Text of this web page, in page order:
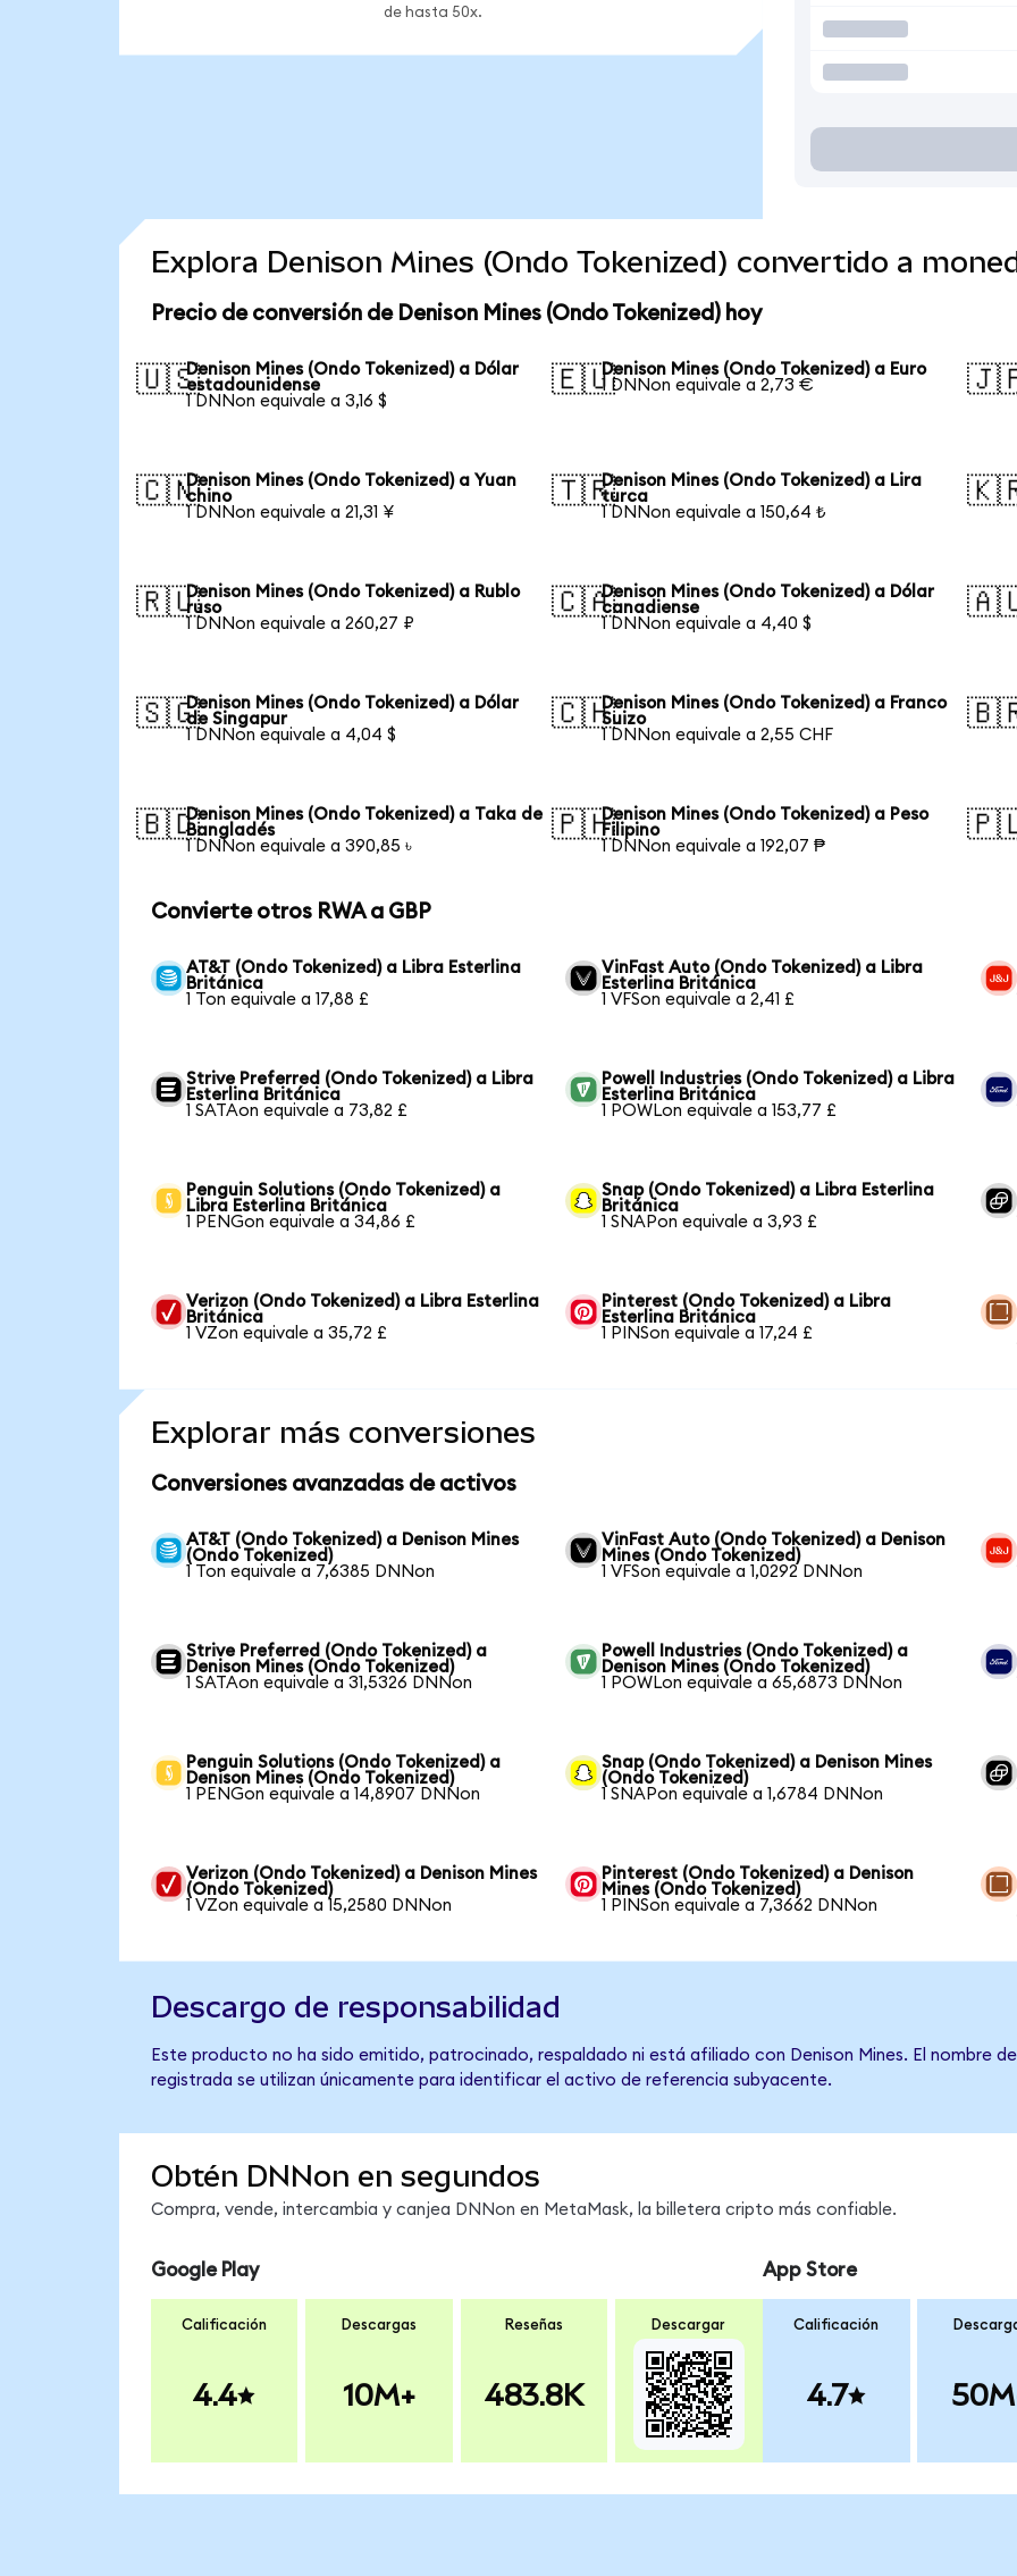
de hasta 50x.
Explora Denison Mines (Ondo Tokenized) convertido a
Precio de conversión de Denison Mines (Ondo Tokenized) hoy
🇺🇸Denison Mines (Ondo Tokenized) a Dólar
estadounidense
1 DNNon equivale a 3,16 $
🇪🇺Denison Mines (Ondo Tokenized) a Euro
1 DNNon equivale a 2,73 €
🇨🇳Denison Mines (Ondo Tokenized) a Yuan
chino
1 DNNon equivale a 21,31 ¥
🇹🇷Denison Mines (Ondo Tokenized) a Lira
turca
1 DNNon equivale a 150,64 ₺
🇷🇺Denison Mines (Ondo Tokenized) a Rublo
ruso
1 DNNon equivale a 260,27 ₽
🇨🇦Denison Mines (Ondo Tokenized) a Dólar
canadiense
1 DNNon equivale a 4,40 $
🇸🇬Denison Mines (Ondo Tokenized) a Dólar
de Singapur
1 DNNon equivale a 4,04 $
🇨🇭Denison Mines (Ondo Tokenized) a Franco
Suizo
1 DNNon equivale a 2,55 CHF
🇧🇩Denison Mines (Ondo Tokenized) a Taka de
Bangladés
1 DNNon equivale a 390,85 ৳
🇵🇭Denison Mines (Ondo Tokenized) a Peso
Filipino
1 DNNon equivale a 192,07 ₱
Convierte otros RWA a GBP
AT&T (Ondo Tokenized) a Libra Esterlina
Británica
1 Ton equivale a 17,88 £
VinFast Auto (Ondo Tokenized) a Libra
Esterlina Británica
1 VFSon equivale a 2,41 £
Strive Preferred (Ondo Tokenized) a Libra
Esterlina Británica
1 SATAon equivale a 73,82 £
Powell Industries (Ondo Tokenized) a Libra
Esterlina Británica
1 POWLon equivale a 153,77 £
Penguin Solutions (Ondo Tokenized) a
Libra Esterlina Británica
1 PENGon equivale a 34,86 £
Snap (Ondo Tokenized) a Libra Esterlina
Británica
1 SNAPon equivale a 3,93 £
Verizon (Ondo Tokenized) a Libra Esterlina
Británica
1 VZon equivale a 35,72 £
Pinterest (Ondo Tokenized) a Libra
Esterlina Británica
1 PINSon equivale a 17,24 £
Explorar más conversiones
Conversiones avanzadas de activos
AT&T (Ondo Tokenized) a Denison Mines
(Ondo Tokenized)
1 Ton equivale a 7,6385 DNNon
VinFast Auto (Ondo Tokenized) a Denison
Mines (Ondo Tokenized)
1 VFSon equivale a 1,0292 DNNon
Strive Preferred (Ondo Tokenized) a
Denison Mines (Ondo Tokenized)
1 SATAon equivale a 31,5326 DNNon
Powell Industries (Ondo Tokenized) a
Denison Mines (Ondo Tokenized)
1 POWLon equivale a 65,6873 DNNon
Penguin Solutions (Ondo Tokenized) a
Denison Mines (Ondo Tokenized)
1 PENGon equivale a 14,8907 DNNon
Snap (Ondo Tokenized) a Denison Mines
(Ondo Tokenized)
1 SNAPon equivale a 1,6784 DNNon
Verizon (Ondo Tokenized) a Denison Mines
(Ondo Tokenized)
1 VZon equivale a 15,2580 DNNon
Pinterest (Ondo Tokenized) a Denison
Mines (Ondo Tokenized)
1 PINSon equivale a 7,3662 DNNon
Descargo de responsabilidad
Este producto no ha sido emitido, patrocinado, respaldado ni está afiliado con Denison Mines. El nombre
registrada se utilizan únicamente para identificar el activo de referencia subyacente.
Obtén DNNon en segundos
Compra, vende, intercambia y canjea DNNon en MetaMask, la billetera cripto más confiable.
Google Play
Calificación
4.4
Descargas
10M+
Reseñas
483.8K
Descargar
App Store
Calificación
4.7